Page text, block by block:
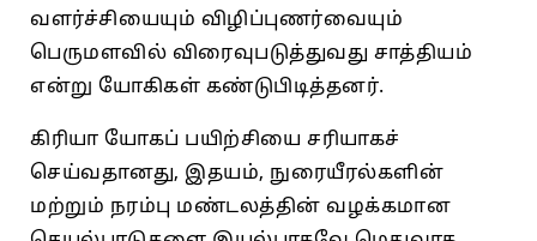
வளர்ச்சியையும் விழிப்புணர்வையும்
பெருமளவில் விரைவுபடுத்துவது சாத்தியம்
என்று யோகிகள் கண்டுபிடித்தனர்.
கிரியா யோகப் பயிற்சியை சரியாகச்
செய்வதானது, இதயம், நுரையீரல்களின்
மற்றும் நரம்பு மண்டலத்தின் வழக்கமான